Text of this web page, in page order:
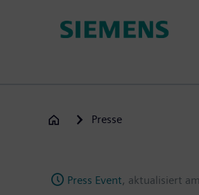
Presse
Press Event, aktualisiert am